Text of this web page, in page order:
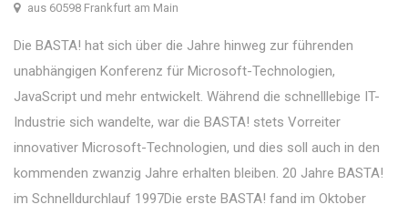
aus 60598 Frankfurt am Main
Die BASTA! hat sich über die Jahre hinweg zur führenden
unabhängigen Konferenz für Microsoft-Technologien,
JavaScript und mehr entwickelt. Während die schnelllebige IT-
Industrie sich wandelte, war die BASTA! stets Vorreiter
innovativer Microsoft-Technologien, und dies soll auch in den
kommenden zwanzig Jahre erhalten bleiben. 20 Jahre BASTA!
im Schnelldurchlauf 1997Die erste BASTA! fand im Oktober